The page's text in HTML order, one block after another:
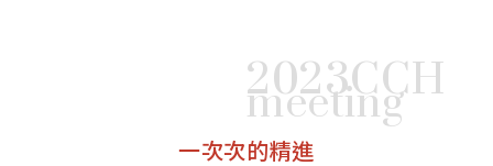
2023CCH
meeting
一次次的精進